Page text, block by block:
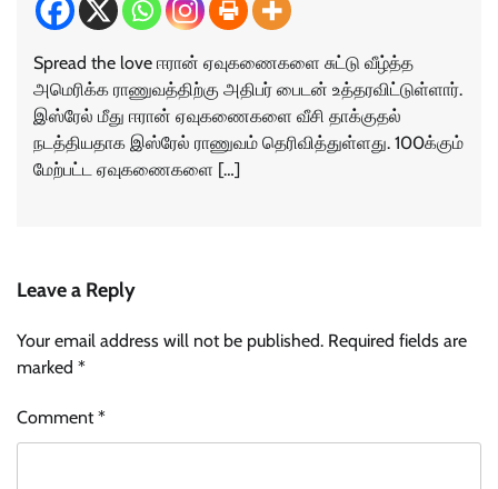
Spread the love ஈரான் ஏவுகணைகளை சுட்டு வீழ்த்த
அமெரிக்க ராணுவத்திற்கு அதிபர் பைடன் உத்தரவிட்டுள்ளார்.
இஸ்ரேல் மீது ஈரான் ஏவுகணைகளை வீசி தாக்குதல்
நடத்தியதாக இஸ்ரேல் ராணுவம் தெரிவித்துள்ளது. 100க்கும்
மேற்பட்ட ஏவுகணைகளை […]
Leave a Reply
Your email address will not be published. Required fields are
marked *
Comment*